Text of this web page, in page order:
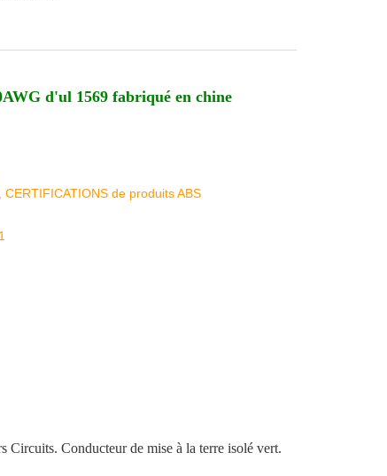
d'ul 1569 fabriqué en chine
de produits ABS
Conducteur de mise à la terre isolé vert.